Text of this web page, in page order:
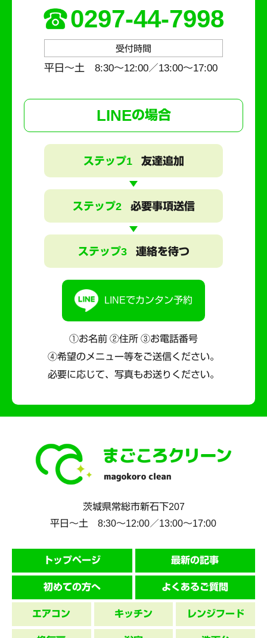
0297-44-7998
受付時間
平日～土 8:30〜12:00／13:00〜17:00
LINEの場合
ステップ1 友達追加
ステップ2 必要事項送信
ステップ3 連絡を待つ
LINEでカンタン予約
①お名前 ②住所 ③お電話番号
④希望のメニュー等をご送信ください。
必要に応じて、写真もお送りください。
茨城県常総市新石下207
平日～土 8:30〜12:00／13:00〜17:00
トップページ 最新の記事
初めての方へ よくあるご質問
エアコン キッチン レンジフード